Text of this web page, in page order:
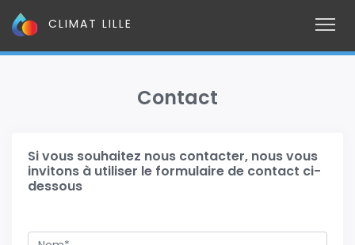
CLIMAT LILLE
Contact
Si vous souhaitez nous contacter, nous vous
invitons à utiliser le formulaire de contact ci-
dessous